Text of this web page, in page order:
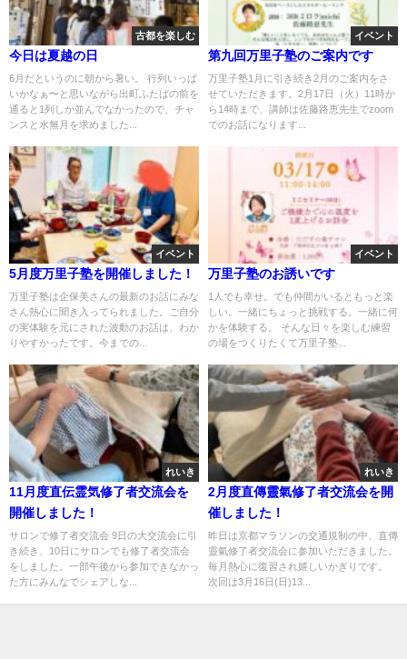
古都を楽しむ
今日は夏越の日
6月だというのに朝から暑い。 行列いっぱ
いかなぁ〜と思いながら出町ふたばの前を
通ると1列しか並んでなかったので、チャ
ンスと水無月を求めました...
イベント
第九回万里子塾のご案内です
万里子塾1月に引き続き2月のご案内をさ
せていただきます。2月17日（火）11時か
ら14時まで、講師は佐藤路恵先生でzoom
でのお話になります...
イベント
5月度万里子塾を開催しました！
万里子塾は企保美さんの最新のお話にみな
さん熱心に聞き入ってられました。ご自分
の実体験を元にされた波動のお話は、わか
りやすかったです。今までの...
イベント
万里子塾のお誘いです
1人でも幸せ。でも仲間がいるともっと楽
しい。一緒にちょっと挑戦する。一緒に何
かを体験する。 そんな日々を楽しむ練習
の場をつくりたくて万里子塾...
れいき
11月度直伝霊気修了者交流会を
開催しました！
サロンで修了者交流会 9日の大交流会に引
き続き、10日にサロンでも修了者交流会
をしました。一部午後から参加できなかっ
た方にみんなでシェアしな...
れいき
2月度直傳靈氣修了者交流会を開
催しました！
昨日は京都マラソンの交通規制の中、直傳
靈氣修了者交流会に参加いただきました。
毎月熱心に復習され嬉しいかぎりです。
次回は3月16日(日)13...